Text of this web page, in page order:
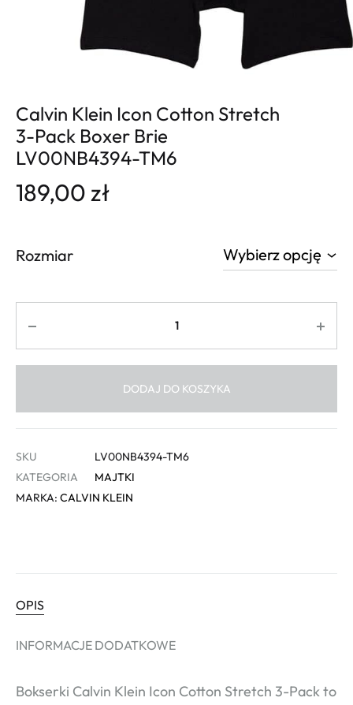
Calvin Klein Icon Cotton Stretch
3-Pack Boxer Brie
LV00NB4394-TM6
189,00zł
Rozmiar
DODAJ DO KOSZYKA
SKU
LV00NB4394-TM6
KATEGORIA
MAJTKI
MARKA: CALVIN KLEIN
OPIS
INFORMACJE DODATKOWE
Bokserki Calvin Klein Icon Cotton Stretch 3-Pack to